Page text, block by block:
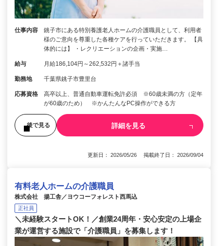
仕事内容
銚子市にある特別養護老人ホームの介護職員として、利用者
様のご意向を尊重した各種ケアを行っていただきます。 【具
体的には】 ・レクリエーションの企画・実施…
給与 月給186,104円～262,532円＋諸手当
勤務地 千葉県銚子市豊里台
応募資格
高卒以上、普通自動車運転免許必須 ※60歳未満の方（定年
が60歳のため） ※かんたんなPC操作ができる方
後で見る 詳細を見る
更新日： 2026/05/26 掲載終了日： 2026/09/04
有料老人ホームの介護職員
株式会社 揚工舎／ヨウコーフォレスト西馬込
正社員
＼未経験スタートOK！／創業24周年・安心安定の上場企
業が運営する施設で「介護職員」を募集します！